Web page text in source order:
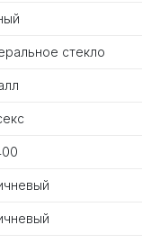
стекло